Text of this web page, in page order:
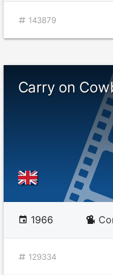
143879
Carry on
1966
129334